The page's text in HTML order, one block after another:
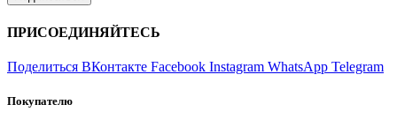
ПРИСОЕДИНЯЙТЕСЬ
Поделиться ВКонтакте Facebook Instagram WhatsApp Telegram
Покупателю